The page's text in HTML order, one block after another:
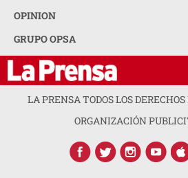
OPINION
GRUPO OPSA
LA PRENSA TODOS LOS
ORGANIZACIÓN